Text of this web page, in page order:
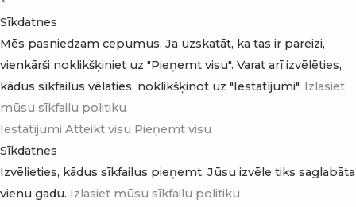
Sīkdatnes
Mēs pasniedzam cepumus. Ja uzskatāt, ka tas ir pareizi,
vienkārši noklikšķiniet uz "Pieņemt visu". Varat arī izvēlēties,
kādus sīkfailus vēlaties, noklikšķinot uz "Iestatījumi". Izlasiet
mūsu sīkfailu politiku
Iestatījumi Atteikt visu Pieņemt visu
Sīkdatnes
Izvēlieties, kādus sīkfailus pieņemt. Jūsu izvēle tiks saglabāta
vienu gadu. Izlasiet mūsu sīkfailu politiku